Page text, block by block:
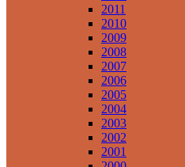
2011
2010
2009
2008
2007
2006
2005
2004
2003
2002
2001